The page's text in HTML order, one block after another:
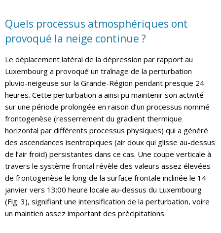
Quels processus atmosphériques ont
provoqué la neige continue ?
Le déplacement latéral de la dépression par rapport au
Luxembourg a provoqué un traînage de la perturbation
pluvio-neigeuse sur la Grande-Région pendant presque 24
heures. Cette perturbation a ainsi pu maintenir son activité
sur une période prolongée en raison d’un processus nommé
frontogenèse (resserrement du gradient thermique
horizontal par différents processus physiques) qui a généré
des ascendances isentropiques (air doux qui glisse au-dessus
de l’air froid) persistantes dans ce cas. Une coupe verticale à
travers le système frontal révèle des valeurs assez élevées
de frontogenèse le long de la surface frontale inclinée le 14
janvier vers 13:00 heure locale au-dessus du Luxembourg
(Fig. 3), signifiant une intensification de la perturbation, voire
un maintien assez important des précipitations.